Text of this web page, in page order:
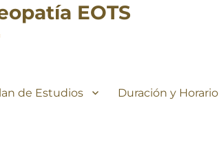
EOTS
de Estudios Duración y Horario